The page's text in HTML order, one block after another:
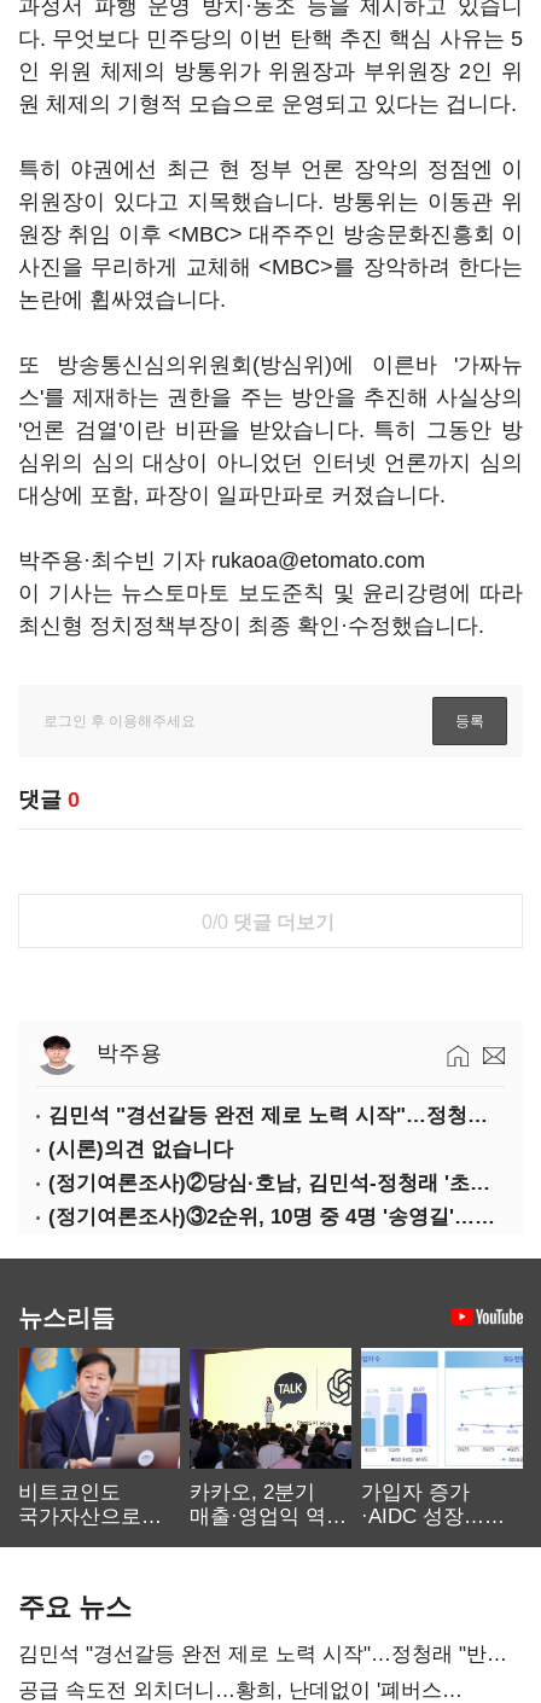
과정서 파행 운영 방치·동조 등을 제시하고 있습니
다. 무엇보다 민주당의 이번 탄핵 추진 핵심 사유는 5
인 위원 체제의 방통위가 위원장과 부위원장 2인 위
원 체제의 기형적 모습으로 운영되고 있다는 겁니다.
특히 야권에선 최근 현 정부 언론 장악의 정점엔 이
위원장이 있다고 지목했습니다. 방통위는 이동관 위
원장 취임 이후 <MBC> 대주주인 방송문화진흥회 이
사진을 무리하게 교체해 <MBC>를 장악하려 한다는
논란에 휩싸였습니다.
또 방송통신심의위원회(방심위)에 이른바 '가짜뉴
스'를 제재하는 권한을 주는 방안을 추진해 사실상의
'언론 검열'이란 비판을 받았습니다. 특히 그동안 방
심위의 심의 대상이 아니었던 인터넷 언론까지 심의
대상에 포함, 파장이 일파만파로 커졌습니다.
박주용·최수빈 기자 rukaoa@etomato.com
이 기사는 뉴스토마토 보도준칙 및 윤리강령에 따라
최신형 정치정책부장이 최종 확인·수정했습니다.
댓글 0
0/0 댓글 더보기
박주용
김민석 "경선갈등 완전 제로 노력 시작"…정청래 "반명 공세 사과부터"
(시론)의견 없습니다
(정기여론조사)②당심·호남, 김민석-정청래 '초접전'
(정기여론조사)③2순위, 10명 중 4명 '송영길'…정청래 '한 자릿수'
뉴스리듬
비트코인도
국가자산으로…'
카카오, 2분기
매출·영업익 역대
가입자 증가
·AIDC 성장…
주요 뉴스
김민석 "경선갈등 완전 제로 노력 시작"…정청래 "반명
공세 사과부터"
공급 속도전 외치더니…황희, 난데없이 '폐버스